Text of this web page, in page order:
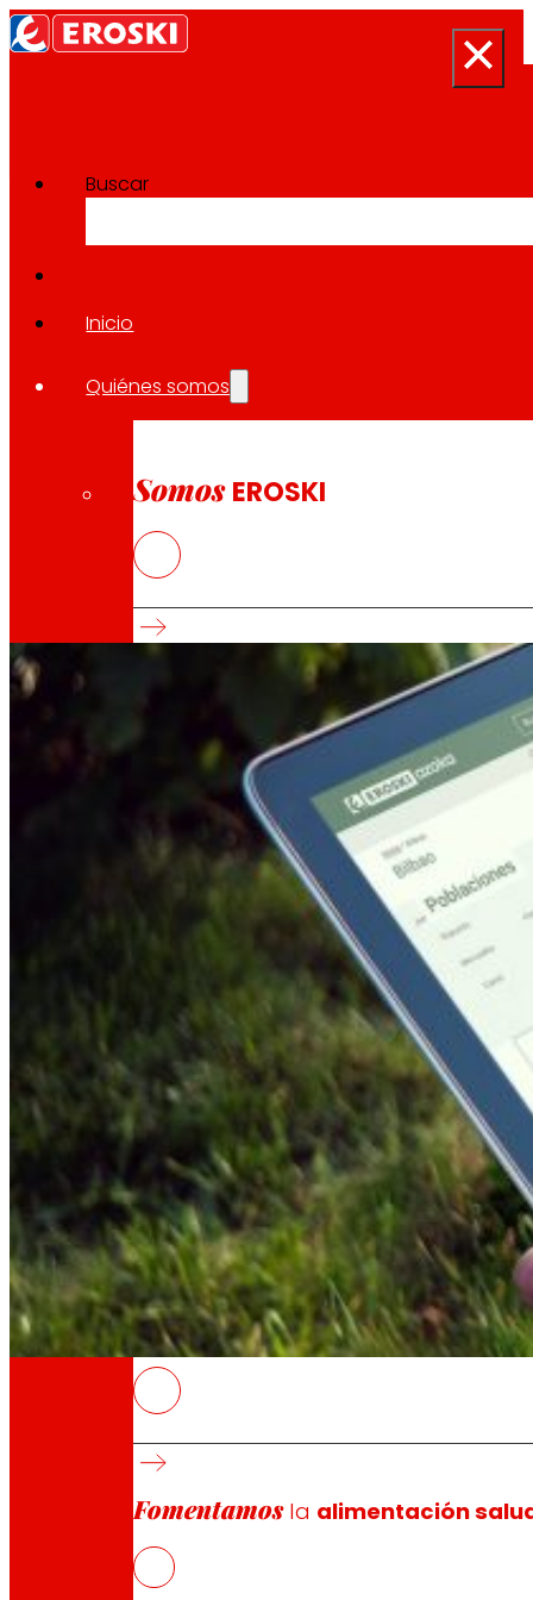
Buscar
Inicio
Quiénes somos
Somos EROSKI
Todo nuestro ADN: un viaje por la misión, la
Cooperativa
Somos por y para las personas. Descubre
Fundación
A través de nuestra Fundación
Compromisos
CompromisosEROSKI
Fomentamosla alimentación
Sala de prensa
Volver a todas las noticias
25.04.2023
EROSKI amplía su tienda de
Compromiso con el producto local
Se trata de unmarketplacede productos
una amplia variedad de productos frescos
Los nuevos puntos de recogida estarán
EROSKI impulsa un tejido productivo